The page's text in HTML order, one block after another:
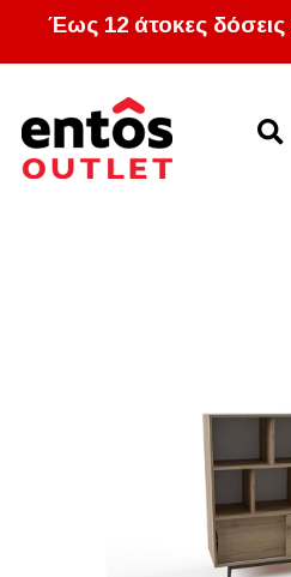
Έως 12 άτοκες δόσεις